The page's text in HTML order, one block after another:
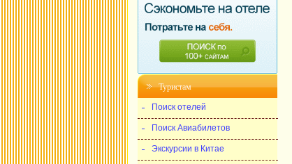
Туристам
Поиск отелей
Поиск Авиабилетов
Экскурсии в Китае